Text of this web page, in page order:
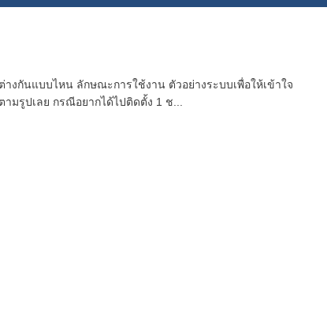
งกันแบบไหน ลักษณะการใช้งาน ตัวอย่างระบบเพื่อให้เข้าใจ
มรูปเลย กรณีอยากได้ไปติดตั้ง 1 ช...